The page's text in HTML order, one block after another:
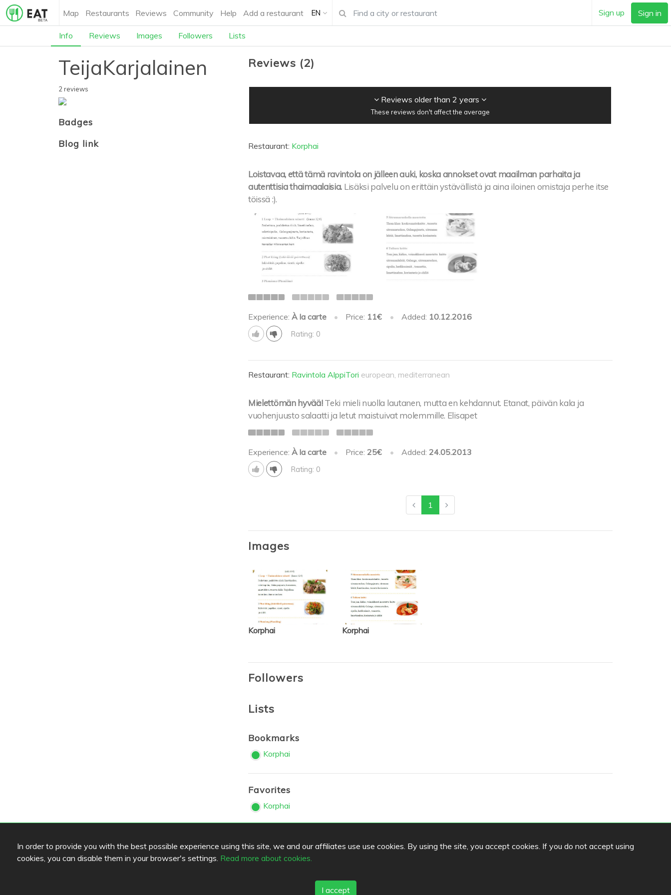
Map Restaurants Reviews Community Help Add a restaurant EN Sign up Sign in
In order to provide you with the best possible experience using this site, we and our affiliates use use cookies. By using the site, you accept cookies. If you do not accept using
cookies, you can disable them in your browser's settings. Read more about cookies.
I accept
Info Reviews Images Followers Lists
TeijaKarjalainen
2 reviews
Badges
Blog link
Reviews (2)
Reviews older than 2 years
These reviews don't affect the average
Restaurant: Korphai
Loistavaa, että tämä ravintola on jälleen auki, koska annokset ovat maailman parhaita ja
autenttisia thaimaalaisia. Lisäksi palvelu on erittäin ystävällistä ja aina iloinen omistaja perhe itse
töissä :).
Experience: À la carte • Price: 11€ • Added: 10.12.2016
Rating: 0
Restaurant: Ravintola AlppiTori european, mediterranean
Mielettömän hyvää! Teki mieli nuolla lautanen, mutta en kehdannut. Etanat, päivän kala ja
vuohenjuusto salaatti ja letut maistuivat molemmille. Elisapet
Experience: À la carte • Price: 25€ • Added: 24.05.2013
Rating: 0
1
Images
Korphai Korphai
Followers
Lists
Bookmarks
Korphai
Favorites
Korphai
Review color legend Links
Tampere